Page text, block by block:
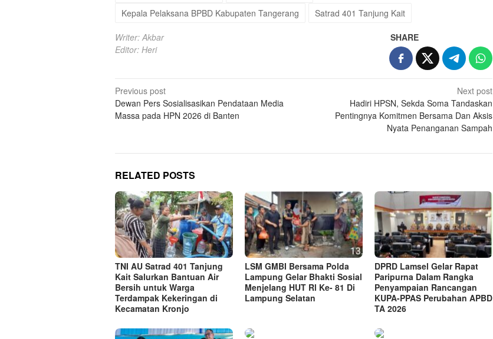
Kepala Pelaksana BPBD Kabupaten Tangerang
Satrad 401 Tanjung Kait
Writer: Akbar
Editor: Heri
SHARE
Post
navigation
Previous post
Dewan Pers Sosialisasikan Pendataan Media
Massa pada HPN 2026 di Banten
Next post
Hadiri HPSN, Sekda Soma Tandaskan
Pentingnya Komitmen Bersama Dan Aksis
Nyata Penanganan Sampah
RELATED POSTS
TNI AU Satrad 401 Tanjung
Kait Salurkan Bantuan Air
Bersih untuk Warga
Terdampak Kekeringan di
Kecamatan Kronjo
LSM GMBI Bersama Polda
Lampung Gelar Bhakti Sosial
Menjelang HUT Rl Ke- 81 Di
Lampung Selatan
DPRD Lamsel Gelar Rapat
Paripurna Dalam Rangka
Penyampaian Rancangan
KUPA-PPAS Perubahan APBD
TA 2026